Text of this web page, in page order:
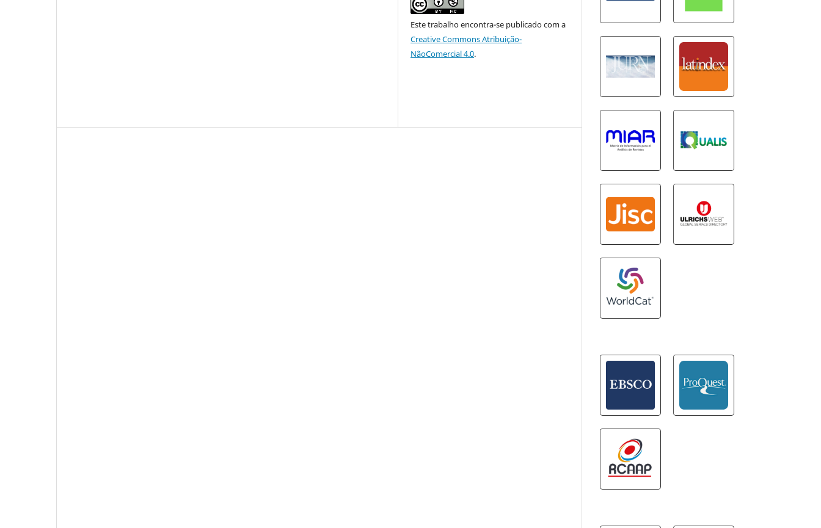
Este trabalho encontra-se publicado com a
Creative Commons Atribuição-
NãoComercial 4.0.